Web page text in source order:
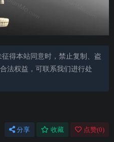
得本站同意时，禁止复制、盗
法权益，可联系我们进行处
分享 收藏 点赞(0)